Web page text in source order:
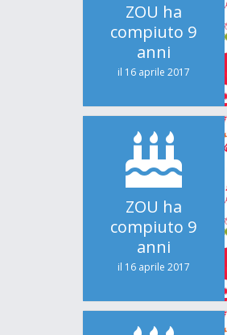
ZOU ha
compiuto 9
anni
il 16 aprile 2017
ZOU ha
compiuto 9
anni
il 16 aprile 2017